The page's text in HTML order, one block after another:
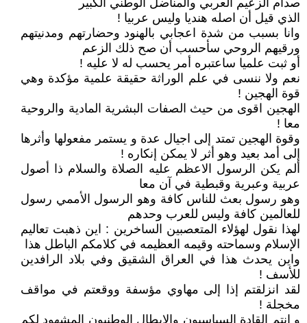
صدام الزعيم العربي والمناضل الوطني الكبير
الذي قيل أن اصله هنديا وليس عربيا !
وانا بسبب من شدة اعجابي بالهنود وحضارتهم ومدنيتهم
ورقيهم الروحي سأحسب أن صح ذلك الزعم
أو ثبت علميا ساعتبره أمر يحسب له لا عليه !
نعم ولا ننسى في علم الوراثة حقيقة علمية مؤكدة وهي
قوة الهجين !
الهجين اقوى من حيث الصفات البشرية المادية والروحية
معا !
وقوة الهجين تمتد إلى اجيال عدة و يستمر مفعولها وأثرها
إلى أمد بعيد وهو أثر لا يمكن إنكاره !
ألم يكن الرسول الاعظم عليه الصلاة والسلام ذا أصول
عربية وعبرية وقبطية في آن معا
وهو رسول بعث للناس كافة وهو الرسول الأممي رسول
للعالمين كافة وليس للعرب وحدهم
لهذا نقول لهؤلاء المتعصبين الساخرين : اين ذهبت تعاليم
الإسلام وسماحته وقيمه العظيمه في كلامكم الباطل هذا
واين يحدث هذا في العراق الشقيق وفي بلاد الرافدين
للأسف !
لقد انزلقتم إذا إلى مهاوي مؤسفة ووقعتم في مواقف
مخجلة !
و انتم القادة السياسيون والابطال الوطنيون المشهود لكم